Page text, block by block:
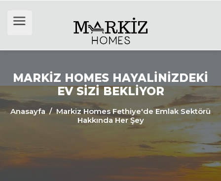
MARKIZ HOMES HAYALINIZDEKI
EV SIZI BEKLIYOR
Anasayfa/ Markiz Homes Fethiye'de Emlak Sektörü
Hakkında Her Şey